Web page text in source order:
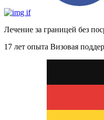
Лечение за границей без
17 лет опыта Визовая